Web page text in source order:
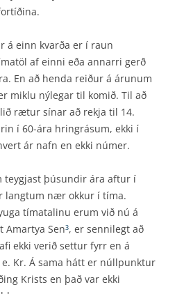
á einn kvarða er í raun
af einni eða annarri gerð
En að henda reiður á árunum
miklu nýlegar til komið. Til að
rætur sínar að rekja til 14.
í 60-ára hringrásum, ekki í
ár nafn en ekki númer.
teygjast þúsundir ára aftur í
langtum nær okkur í tíma.
tímatalinu erum við nú á
Amartya Sen3, er sennilegt að
ekki verið settur fyrr en á
Kr. Á sama hátt er núllpunktur
Krists en það var ekki